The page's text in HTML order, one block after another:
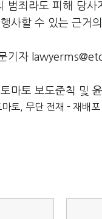
범죄라도 피해 당
사할 수 있는 근거
기자
마토 보도준칙 및
토, 무단 전재 - 재배포